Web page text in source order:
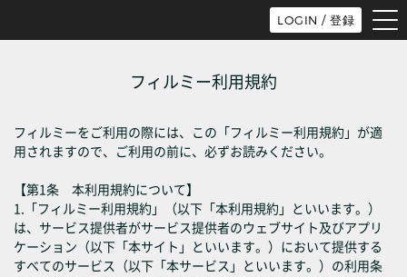
LOGIN / 登録
フィルミー利用規約
フィルミーをご利用の際には、この「フィルミー利用規約」が適
用されますので、ご利用の前に、必ずお読みください。
【第1条 本利用規約について】
1.「フィルミー利用規約」（以下「本利用規約」といいます。）
は、サービス提供者がサービス提供者のウェブサイト及びアプリ
ケーション（以下「本サイト」といいます。）において提供する
すべてのサービス（以下「本サービス」といいます。）の利用条